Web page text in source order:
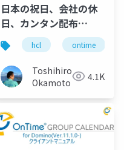
日本の祝日、会社の休
日、カンタン配布
「OnTimeイベント管
理」 第76回のの会登
壇資料 2025年7月10
日(木)
hcl ontime
Toshihiro
Okamoto
4.1K